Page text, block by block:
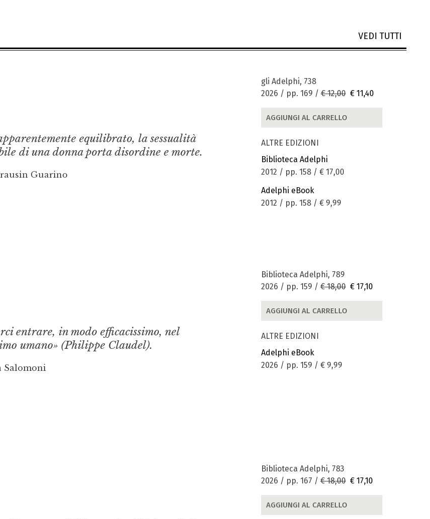
VEDI TUTTI
equilibrato, la sessualità
di una donna porta disordine e morte.
Guarino
gli Adelphi, 738
2026 / pp. 169 / € 12,00 € 11,40
AGGIUNGI AL CARRELLO
ALTRE EDIZIONI
Biblioteca Adelphi
2012 / pp. 158 / € 17,00
Adelphi eBook
2012 / pp. 158 / € 9,99
entrare, in modo efficacissimo, nel
umano» (Philippe Claudel).
Salomoni
Biblioteca Adelphi, 789
2026 / pp. 159 / € 18,00 € 17,10
AGGIUNGI AL CARRELLO
ALTRE EDIZIONI
Adelphi eBook
2026 / pp. 159 / € 9,99
Biblioteca Adelphi, 783
2026 / pp. 167 / € 18,00 € 17,10
AGGIUNGI AL CARRELLO